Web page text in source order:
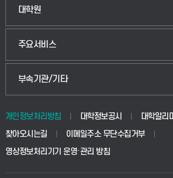
법경영학부
웰니스산업융합학부
생명공학부
대학원
일반대학원
산업대학원
공공정책대학원
교육대학원
주요서비스
입학안내
웹메일
학사시스템(전문학사 및 전공심화)
부속기관/기타
중앙도서관
학생생활관(안성)
개인정보처리방침 대학정보공시 대학알리미
찾아오시는길
이메일주소 무단수집거부
영상정보처리기기 운영·관리 방침